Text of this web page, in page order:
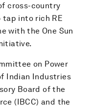
cross-country
into rich RE
with the One Sun
on Power
Indian Industries
Board of the
(IBCC) and the